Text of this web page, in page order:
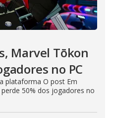
Marvel Tōkon
no PC
plataforma O post Em
50% dos jogadores no